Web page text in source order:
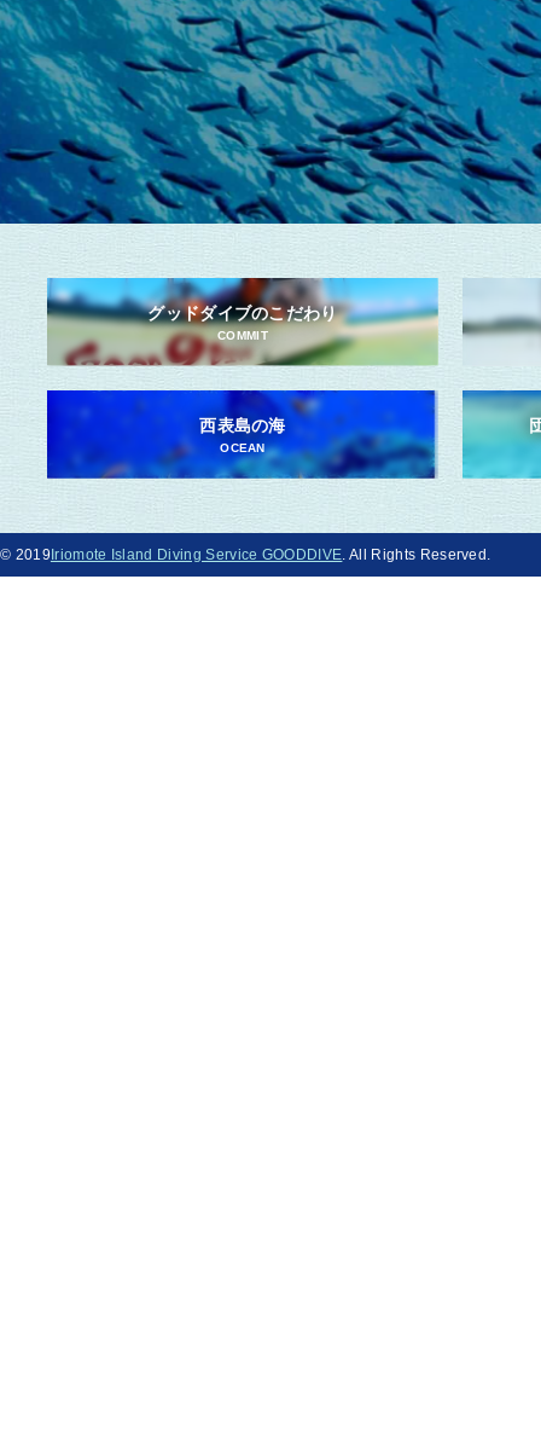
グッドダイブのこだわり
COMMIT
西表島の海
OCEAN
© 2019 Iriomote Island Diving Service GOODDIVE. All Rights Reserved.